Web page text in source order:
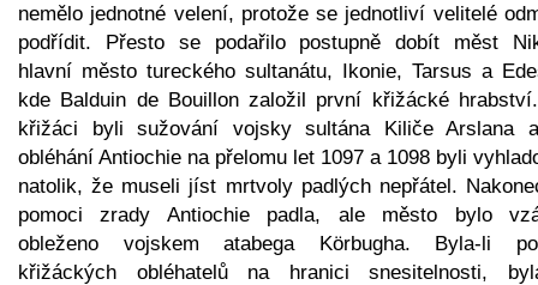
nemělo jednotné velení, protože se jednotliví velitelé
podřídit. Přesto se podařilo postupně dobít měst
hlavní město tureckého sultanátu, Ikonie, Tarsus a
kde Balduin de Bouillon založil první křižácké
křižáci byli sužování vojsky sultána Kiliče Arslana
obléhání Antiochie na přelomu let 1097 a 1098 byli
natolik, že museli jíst mrtvoly padlých nepřátel.
pomoci zrady Antiochie padla, ale město bylo
obleženo vojskem atabega Körbugha. Byla-li
křižáckých obléhatelů na hranici snesitelnosti,